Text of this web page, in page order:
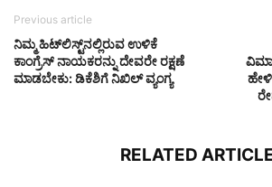
Previous article
ನಿಮ್ಮ ಹಿಟ್‌ಲಿಸ್ಟ್‌ನಲ್ಲಿರುವ ಉಳಿಕೆ
ಕಾಂಗ್ರೆಸ್ ನಾಯಕರನ್ನು ದೇವರೇ ರಕ್ಷಣೆ
ಮಾಡಬೇಕು: ಡಿಕೆಶಿಗೆ ನಿಖಿಲ್ ವ್ಯಂಗ್ಯ
RELATED